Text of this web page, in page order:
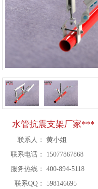
水管抗震支架厂家***
联系人：
黄小姐
联系电话：
15077867868
服务热线：
400-894-5118
联系QQ：
598146695